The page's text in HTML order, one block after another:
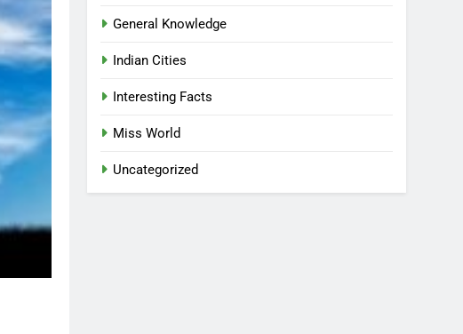
General Knowledge
Indian Cities
Interesting Facts
Miss World
Uncategorized